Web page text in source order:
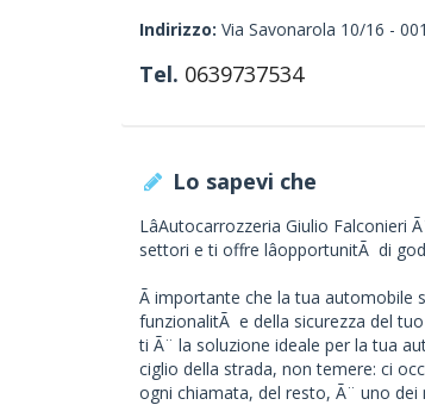
Indirizzo: Via Savonarola 10/16 -
Tel. 0639737534
Lo sapevi che
LâAutocarrozzeria Giulio
settori e ti offre lâopportunitÃ di
Ã importante che la tua
funzionalitÃ e della sicurezza del
ti Ã¨ la soluzione ideale per la tua
ciglio della strada, non temere: ci
ogni chiamata, del resto, Ã¨ uno